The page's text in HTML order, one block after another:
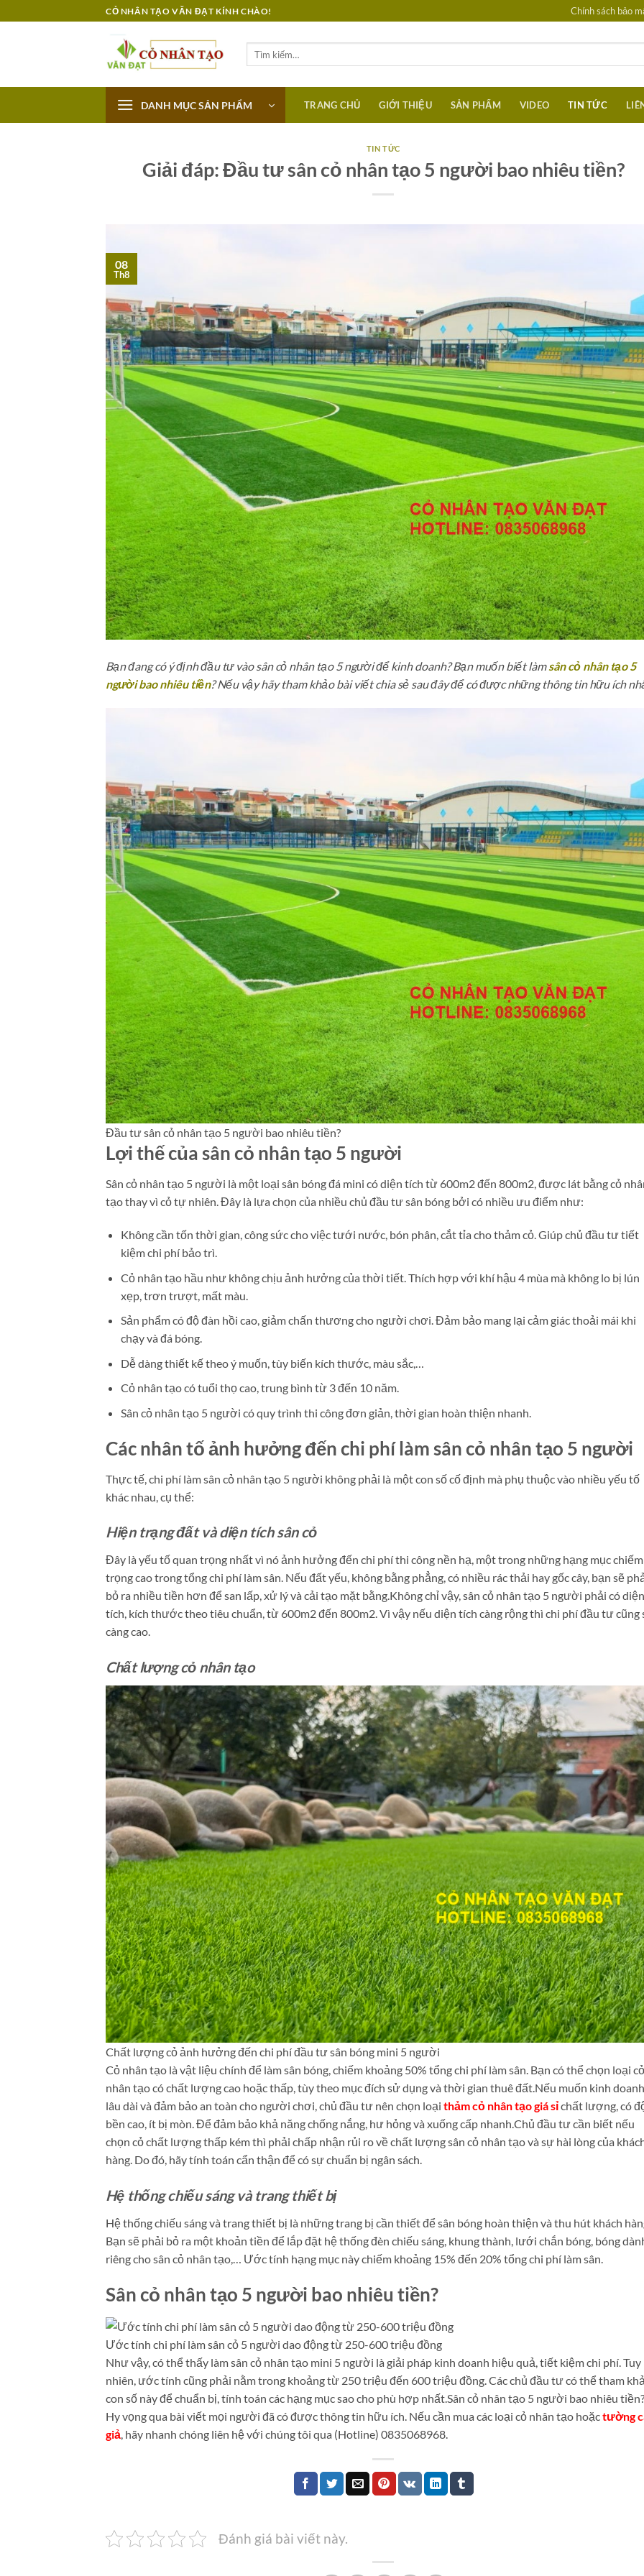
qua
CỎ NHÂN TẠO VĂN ĐẠT KÍNH CHÀO! Chính sách bảo
DANH MỤC SẢN PHẨM TRANG CHỦ GIỚI THIỆU SẢN PHẨM VIDEO TIN TỨC
TIN TỨC
Giải đáp: Đầu tư sân cỏ nhân tạo 5 người bao nhiêu tiền?
08
Th8
Bạn đang có ý định đầu tư vào sân cỏ nhân tạo 5 người để kinh doanh? Bạn muốn biết làmsân cỏ nhân tạo 5
người bao nhiêu tiền? Nếu vậy hãy tham khảo bài viết chia sẻ sau đây để có được những thông tin hữu ích
Đầu tư sân cỏ nhân tạo 5 người bao nhiêu tiền?
Lợi thế của sân cỏ nhân tạo 5 người
Sân cỏ nhân tạo 5 người là một loại sân bóng đá mini có diện tích từ 600m2 đến 800m2, được lát bằng cỏ
tạo thay vì cỏ tự nhiên. Đây là lựa chọn của nhiều chủ đầu tư sân bóng bởi có nhiều ưu điểm như:
Không cần tốn thời gian, công sức cho việc tưới nước, bón phân, cắt tỉa cho thảm cỏ. Giúp chủ đầu tư tiết
kiệm chi phí bảo trì.
Cỏ nhân tạo hầu như không chịu ảnh hưởng của thời tiết. Thích hợp với khí hậu 4 mùa mà không lo bị lún
xẹp, trơn trượt, mất màu.
Sản phẩm có độ đàn hồi cao, giảm chấn thương cho người chơi. Đảm bảo mang lại cảm giác thoải mái khi
chạy và đá bóng.
Dễ dàng thiết kế theo ý muốn, tùy biến kích thước, màu sắc,…
Cỏ nhân tạo có tuổi thọ cao, trung bình từ 3 đến 10 năm.
Sân cỏ nhân tạo 5 người có quy trình thi công đơn giản, thời gian hoàn thiện nhanh.
Các nhân tố ảnh hưởng đến chi phí làm sân cỏ nhân tạo 5 người
Thực tế, chi phí làm sân cỏ nhân tạo 5 người không phải là một con số cố định mà phụ thuộc vào nhiều yếu tố
khác nhau, cụ thể:
Hiện trạng đất và diện tích sân cỏ
Đây là yếu tố quan trọng nhất vì nó ảnh hưởng đến chi phí thi công nền hạ, một trong những hạng mục
trọng cao trong tổng chi phí làm sân. Nếu đất yếu, không bằng phẳng, có nhiều rác thải hay gốc cây, bạn sẽ
bỏ ra nhiều tiền hơn để san lấp, xử lý và cải tạo mặt bằng.Không chỉ vậy, sân cỏ nhân tạo 5 người phải có diện
tích, kích thước theo tiêu chuẩn, từ 600m2 đến 800m2. Vì vậy nếu diện tích càng rộng thì chi phí đầu tư cũng
càng cao.
Chất lượng cỏ nhân tạo
Chất lượng cỏ ảnh hưởng đến chi phí đầu tư sân bóng mini 5 người
Cỏ nhân tạo là vật liệu chính để làm sân bóng, chiếm khoảng 50% tổng chi phí làm sân. Bạn có thể chọn loại cỏ
nhân tạo có chất lượng cao hoặc thấp, tùy theo mục đích sử dụng và thời gian thuê đất.Nếu muốn kinh doanh
lâu dài và đảm bảo an toàn cho người chơi, chủ đầu tư nên chọn loại thảm cỏ nhân tạo giá sỉchất lượng, có
bền cao, ít bị mòn. Để đảm bảo khả năng chống nắng, hư hỏng và xuống cấp nhanh.Chủ đầu tư cần biết nếu
chọn cỏ chất lượng thấp kém thì phải chấp nhận rủi ro về chất lượng sân cỏ nhân tạo và sự hài lòng của
hàng. Do đó, hãy tính toán cẩn thận để có sự chuẩn bị ngân sách.
Hệ thống chiếu sáng và trang thiết bị
Hệ thống chiếu sáng và trang thiết bị là những trang bị cần thiết để sân bóng hoàn thiện và thu hút khách
Bạn sẽ phải bỏ ra một khoản tiền để lắp đặt hệ thống đèn chiếu sáng, khung thành, lưới chắn bóng, bóng
riêng cho sân cỏ nhân tạo,… Ước tính hạng mục này chiếm khoảng 15% đến 20% tổng chi phí làm sân.
Sân cỏ nhân tạo 5 người bao nhiêu tiền?
Ước tính chi phí làm sân cỏ 5 người dao động từ 250-600 triệu đồng
Như vậy, có thể thấy làm sân cỏ nhân tạo mini 5 người là giải pháp kinh doanh hiệu quả, tiết kiệm chi phí. Tuy
nhiên, ước tính cũng phải nằm trong khoảng từ 250 triệu đến 600 triệu đồng. Các chủ đầu tư có thể tham
con số này để chuẩn bị, tính toán các hạng mục sao cho phù hợp nhất.Sân cỏ nhân tạo 5 người bao nhiêu tiền?
Hy vọng qua bài viết mọi người đã có được thông tin hữu ích. Nếu cần mua các loại cỏ nhân tạo hoặctường
giả, hãy nhanh chóng liên hệ với chúng tôi qua (Hotline) 0835068968.
Đánh giá bài viết này.